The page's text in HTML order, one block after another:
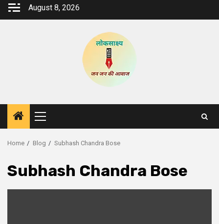
Skip
August 8, 2026
Primary
Menu
Home Blog Subhash Chandra Bose
Subhash Chandra Bose